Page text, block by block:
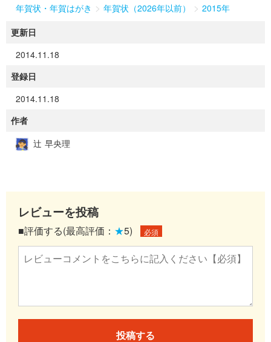
年賀状・年賀はがき > 年賀状（2026年以前） > 2015年
更新日
2014.11.18
登録日
2014.11.18
作者
辻 早央理
レビューを投稿
■評価する(最高評価： ★5) 必須
投稿する